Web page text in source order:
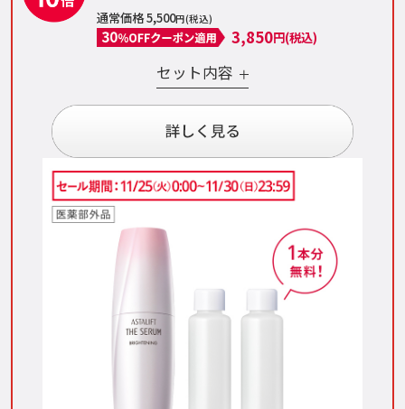
通常価格 5,500円(税込)
3,850円(税込)
セット内容